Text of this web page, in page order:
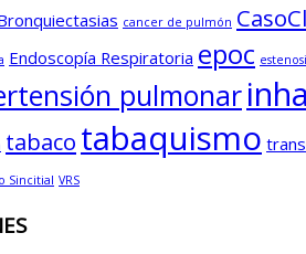
cancer de pulmón
Endoscopía Respiratoria epoc
pulmonar
tabaco tabaquismo
Sincitial VRS